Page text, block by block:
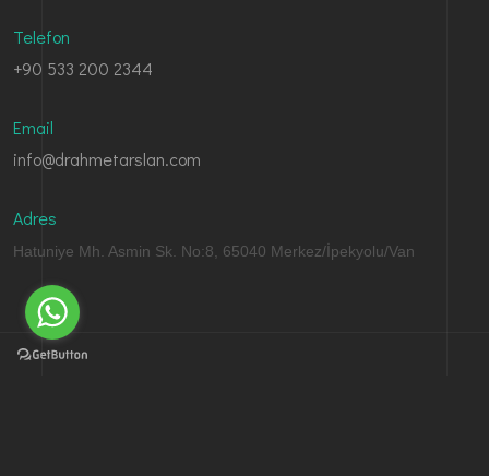
Telefon
+90 533 200 2344
Email
info@drahmetarslan.com
Adres
Hatuniye Mh. Asmin Sk. No:8, 65040 Merkez/İpekyolu/Van